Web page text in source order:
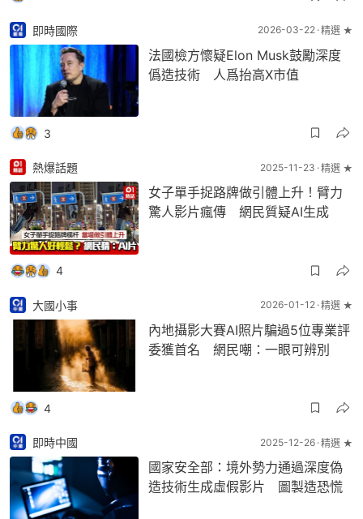
即時國際 2026-03-22 精選 ★
法國檢方懷疑Elon Musk鼓勵深度
僞造技術 人爲抬高X市值
3
熱爆話題 2025-11-23 精選 ★
女子單手捉路牌做引體上升！臂力
驚人影片瘋傳 網民質疑AI生成
4
大國小事 2026-01-12 精選 ★
內地攝影大賽AI照片騙過5位專業評
委獲首名 網民嘲：一眼可辨別
4
即時中國 2025-12-26 精選 ★
國家安全部：境外勢力通過深度偽
造技術生成虛假影片 圖製造恐慌